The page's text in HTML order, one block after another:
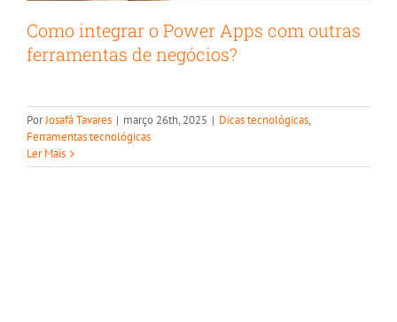
Como integrar o Power Apps com outras
ferramentas de negócios?
PorJosafá Tavares | março 26th, 2025 | Dicas tecnológicas,
Ferramentas tecnológicas
Ler Mais